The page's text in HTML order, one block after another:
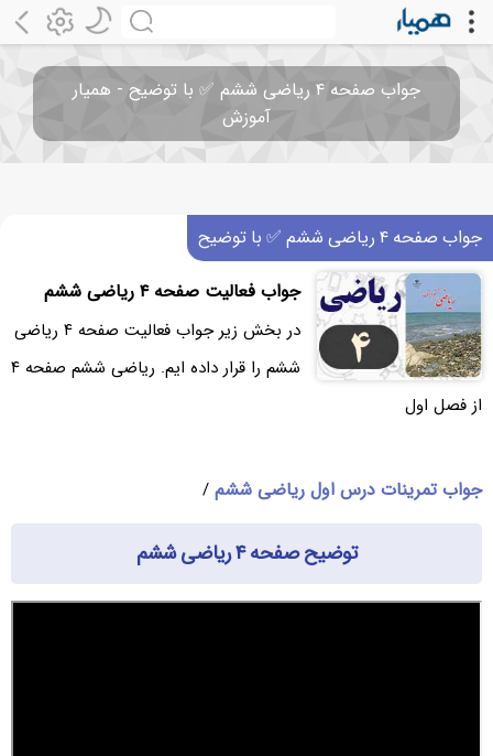
جواب صفحه ۴ ریاضی ششم ✅ با توضیح - همیار
آموزش
جواب صفحه ۴ ریاضی ششم ✅ با توضیح
جواب فعالیت صفحه ۴ ریاضی ششم
در بخش زیر جواب فعالیت صفحه ۴ ریاضی
ششم را قرار داده ایم. ریاضی ششم صفحه ۴
از فصل اول
جواب تمرینات درس اول ریاضی ششم /
توضیح صفحه ۴ ریاضی ششم